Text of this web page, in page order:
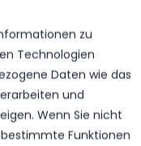
zu
Technologien
Daten wie das
und
Wenn Sie nicht
Funktionen